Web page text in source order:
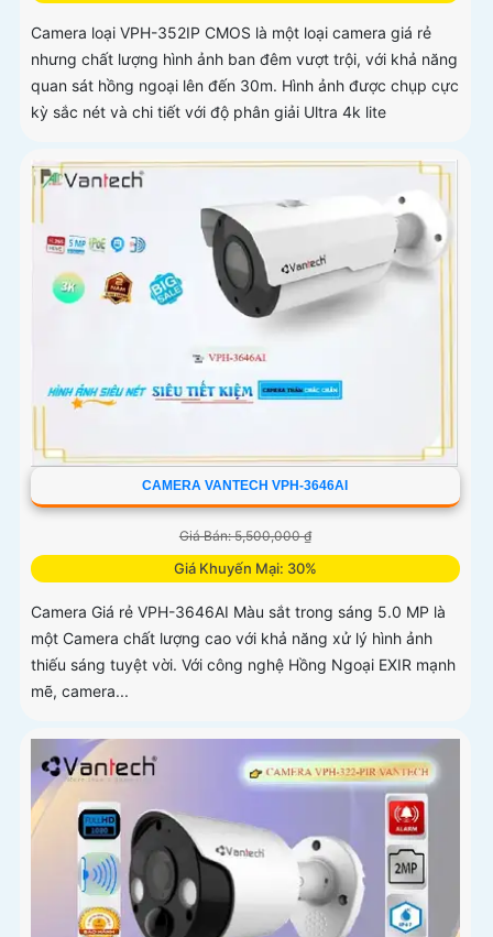
Camera loại VPH-352IP CMOS là một loại camera giá rẻ
nhưng chất lượng hình ảnh ban đêm vượt trội, với khả năng
quan sát hồng ngoại lên đến 30m. Hình ảnh được chụp cực
kỳ sắc nét và chi tiết với độ phân giải Ultra 4k lite
CAMERA VANTECH VPH-3646AI
Giá Bán: 5,500,000 ₫
Giá Khuyến Mại: 30%
Camera Giá rẻ VPH-3646AI Màu sắt trong sáng 5.0 MP là
một Camera chất lượng cao với khả năng xử lý hình ảnh
thiếu sáng tuyệt vời. Với công nghệ Hồng Ngoại EXIR mạnh
mẽ, camera...